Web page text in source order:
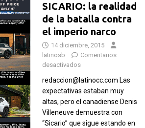
SICARIO: la realidad
de la batalla contra
el imperio narco
14 diciembre, 2015
latinosb
Comentarios
desactivados
redaccion@latinocc.com Las
expectativas estaban muy
altas, pero el canadiense Denis
Villeneuve demuestra con
“Sicario” que sigue estando en